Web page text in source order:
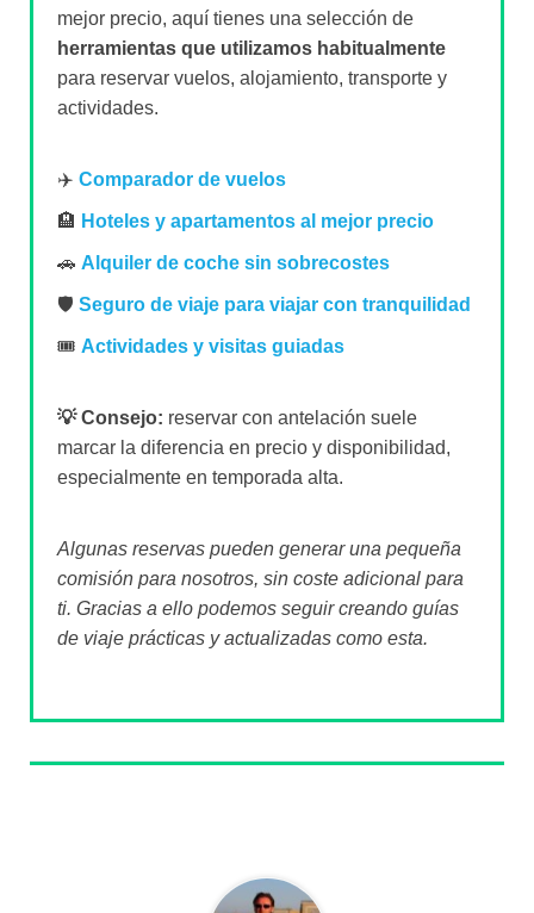
mejor precio, aquí tienes una selección de
herramientas que utilizamos habitualmente
para reservar vuelos, alojamiento, transporte y
actividades.
✈️ Comparador de vuelos
🏨 Hoteles y apartamentos al mejor precio
🚗 Alquiler de coche sin sobrecostes
🛡️ Seguro de viaje para viajar con tranquilidad
🎟️ Actividades y visitas guiadas
💡 Consejo: reservar con antelación suele
marcar la diferencia en precio y disponibilidad,
especialmente en temporada alta.
Algunas reservas pueden generar una pequeña
comisión para nosotros, sin coste adicional para
ti. Gracias a ello podemos seguir creando guías
de viaje prácticas y actualizadas como esta.